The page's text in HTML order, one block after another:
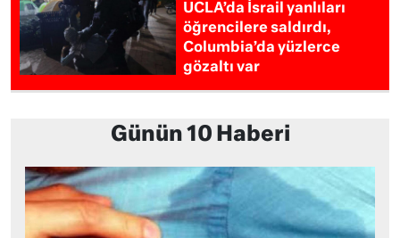
UCLA’da İsrail yanlıları
öğrencilere saldırdı,
Columbia’da yüzlerce
gözaltı var
Günün 10 Haberi